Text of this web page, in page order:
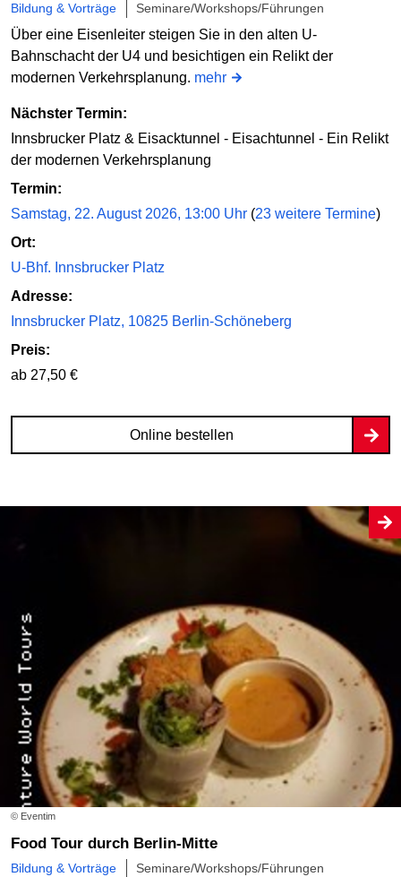
Bildung & Vorträge Seminare/Workshops/Führungen
Über eine Eisenleiter steigen Sie in den alten U-
Bahnschacht der U4 und besichtigen ein Relikt der
modernen Verkehrsplanung. mehr
Nächster Termin:
Innsbrucker Platz & Eisacktunnel - Eisachtunnel - Ein Relikt
der modernen Verkehrsplanung
Termin:
Samstag, 22. August 2026, 13:00 Uhr (23 weitere Termine)
Ort:
U-Bhf. Innsbrucker Platz
Adresse:
Innsbrucker Platz, 10825 Berlin-Schöneberg
Preis:
ab 27,50 €
Online bestellen
© Eventim
Food Tour durch Berlin-Mitte
Bildung & Vorträge Seminare/Workshops/Führungen